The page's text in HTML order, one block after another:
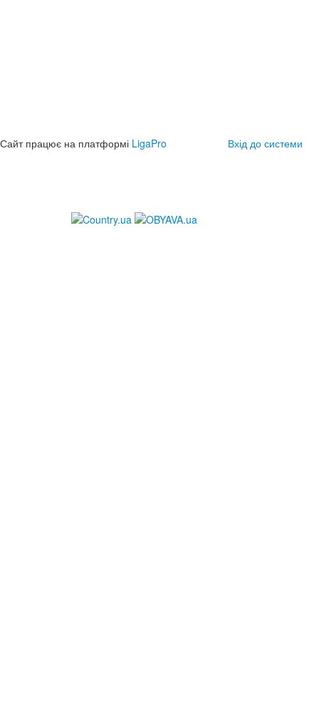
Сайт працює на платформі LigaPro Вхід до системи